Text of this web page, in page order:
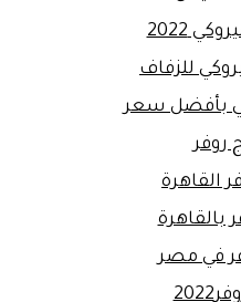
2022
للزفاف
بأفضل سعر
روفر
القاهرة
بالقاهرة
في مصر